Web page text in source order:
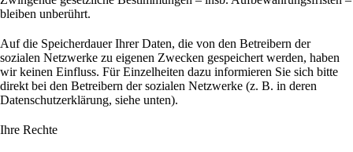
bleiben unberührt.
Auf die Speicherdauer Ihrer Daten, die von den Betreibern der
sozialen Netzwerke zu eigenen Zwecken gespeichert werden, haben
wir keinen Einfluss. Für Einzelheiten dazu informieren Sie sich bitte
direkt bei den Betreibern der sozialen Netzwerke (z. B. in deren
Datenschutzerklärung, siehe unten).
Ihre Rechte